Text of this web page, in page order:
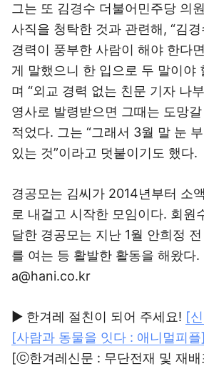
그는 또 김경수 더불어민주당 의
사직을 청탁한 것과 관련해, “김
경력이 풍부한 사람이 해야 한다
게 말했으니 한 입으로 두 말이야
며 “외교 경력 없는 친문 기자 나
영사로 발령받으면 그때는 도망
적었다. 그는 “그래서 3월 말 눈
있는 것”이라고 덧붙이기도 했다.
경공모는 김씨가 2014년부터 소
로 내걸고 시작한 모임이다. 회원
달한 경공모는 지난 1월 안희정
를 여는 등 활발한 활동을 해왔다
a@hani.co.kr
▶ 한겨레 절친이 되어 주세요! [
[사람과 동물을 잇다 : 애니멀피플]
[ⓒ한겨레신문 : 무단전재 및 재배